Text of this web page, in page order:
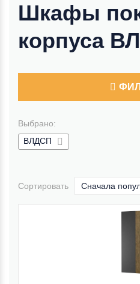
Шкафы
корпуса
Выбрано:
ВЛДСП
Сортировать Сначала